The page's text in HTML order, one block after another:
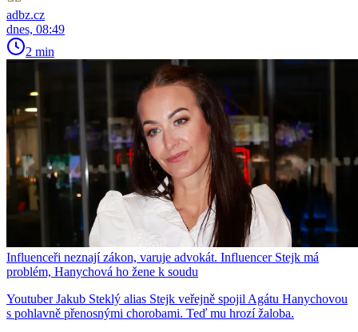
adbz.cz
dnes, 08:49
2 min
Influenceři neznají zákon, varuje advokát. Influencer Stejk má
problém, Hanychová ho žene k soudu
Youtuber Jakub Steklý alias Stejk veřejně spojil Agátu Hanychovou
s pohlavně přenosnými chorobami. Teď mu hrozí žaloba.